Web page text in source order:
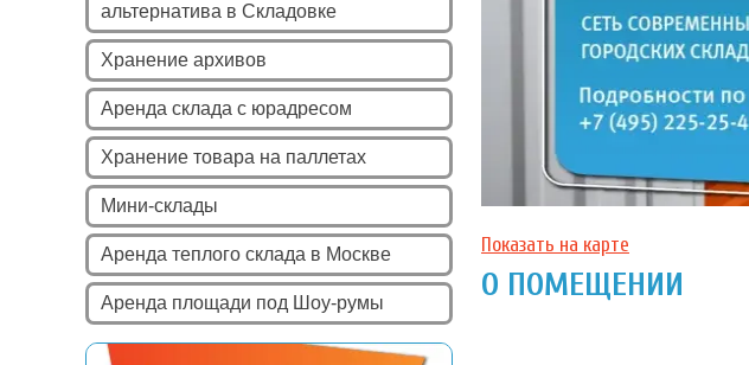
альтернатива в Складовке
Хранение архивов
Аренда склада с юрадресом
Хранение товара на паллетах
Мини-склады
Аренда теплого склада в Москве
Аренда площади под Шоу-румы
Показать на карте
О ПОМЕЩЕНИИ